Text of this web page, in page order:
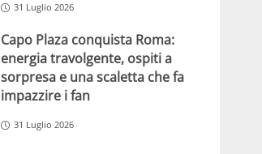
31 Luglio 2026
Capo Plaza conquista Roma:
energia travolgente, ospiti a
sorpresa e una scaletta che fa
impazzire i fan
31 Luglio 2026